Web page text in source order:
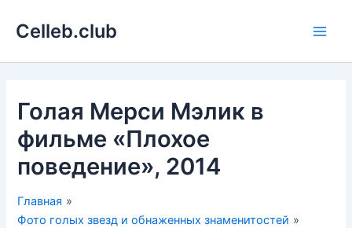
Celleb.club
Голая Мерси Мэлик в
фильме «Плохое
поведение», 2014
Главная
Фото голых звезд и обнаженных знаменитостей